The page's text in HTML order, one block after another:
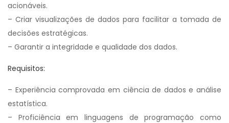
acionáveis.
– Criar visualizações de dados para facilitar a tomada de
decisões estratégicas.
– Garantir a integridade e qualidade dos dados.
Requisitos:
– Experiência comprovada em ciência de dados e análise
estatística.
– Proficiência em linguagens de programação como